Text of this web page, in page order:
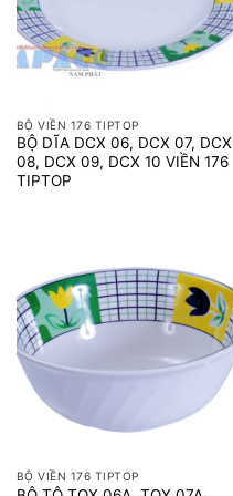
BỘ VIỀN 176 TIPTOP
BỘ DĨA DCX 06, DCX 07, DCX
08, DCX 09, DCX 10 VIỀN 176
TIPTOP
BỘ VIỀN 176 TIPTOP